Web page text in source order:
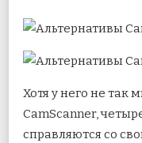
Хотя у него не так
CamScanner,
справляются со